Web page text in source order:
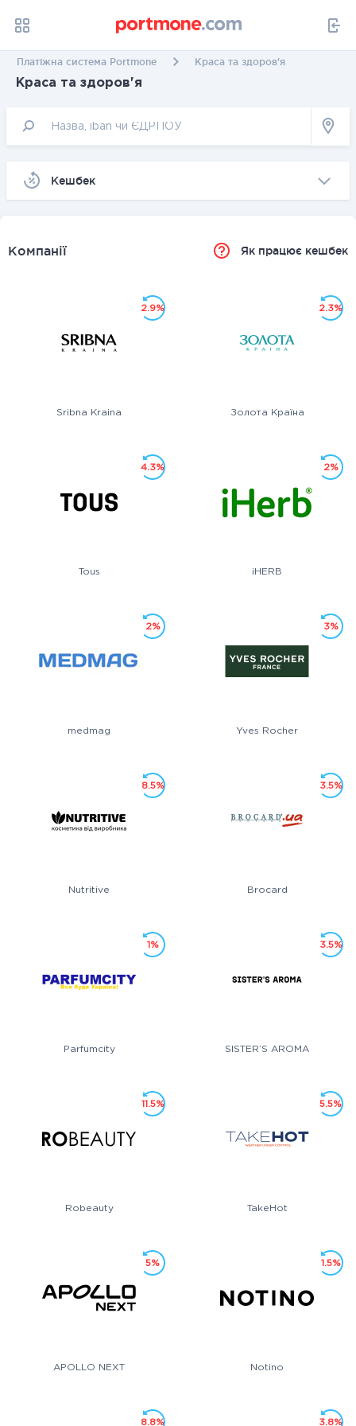
Платіжна система Portmone Краса та здоров'я
Краса та здоров'я
Kешбек
Компанії Як працює кешбек
Sribna Kraina
2.9%
Золота Країна
2.3%
Tous
4.3%
iHERB
2%
medmag
2%
Yves Rocher
3%
Nutritive
8.5%
Brocard
3.5%
Parfumcity
1%
SISTER’S AROMA
3.5%
Robeauty
11.5%
TakeHot
5.5%
APOLLO NEXT
5%
Notino
1.5%
8.8% 3.8%